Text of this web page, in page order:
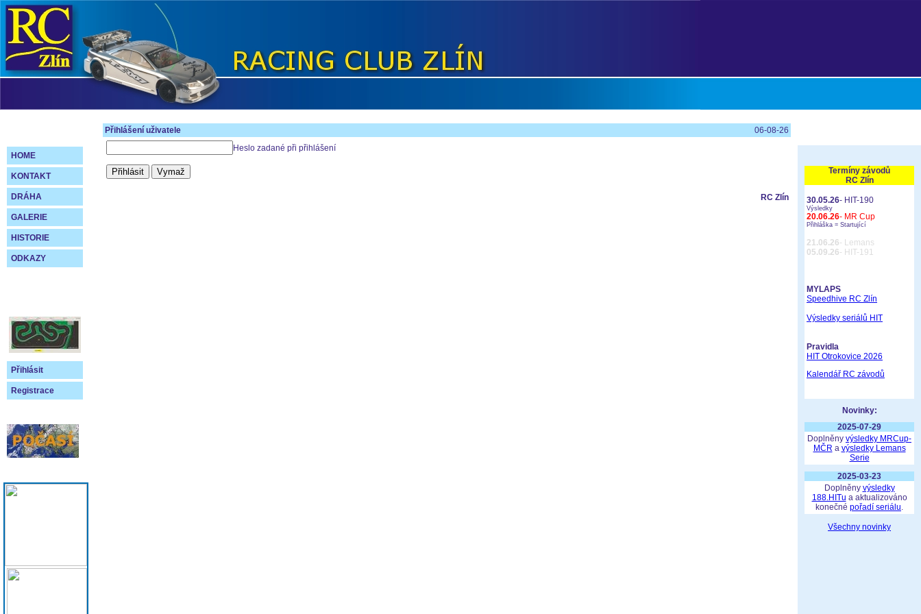
HOME
KONTAKT
DRÁHA
GALERIE
HISTORIE
ODKAZY
Přihlásit
Registrace
Přihlášení uživatele
06-08-26
Heslo zadané při přihlášení
RC Zlín
Termíny závodů
RC Zlín
30.05.26- HIT-190
Výsledky
20.06.26- MR Cup
Přihláška = Startující
21.06.26- Lemans
05.09.26- HIT-191
MYLAPS
Speedhive RC Zlín
Výsledky seriálů HIT
Pravidla
HIT Otrokovice 2026
Kalendář RC závodů
Novinky:
2025-07-29
Doplněny výsledky MRCup-
MČR a výsledky Lemans
Serie
2025-03-23
Doplněny výsledky
188.HITu a aktualizováno
konečné pořadí seriálu.
Všechny novinky